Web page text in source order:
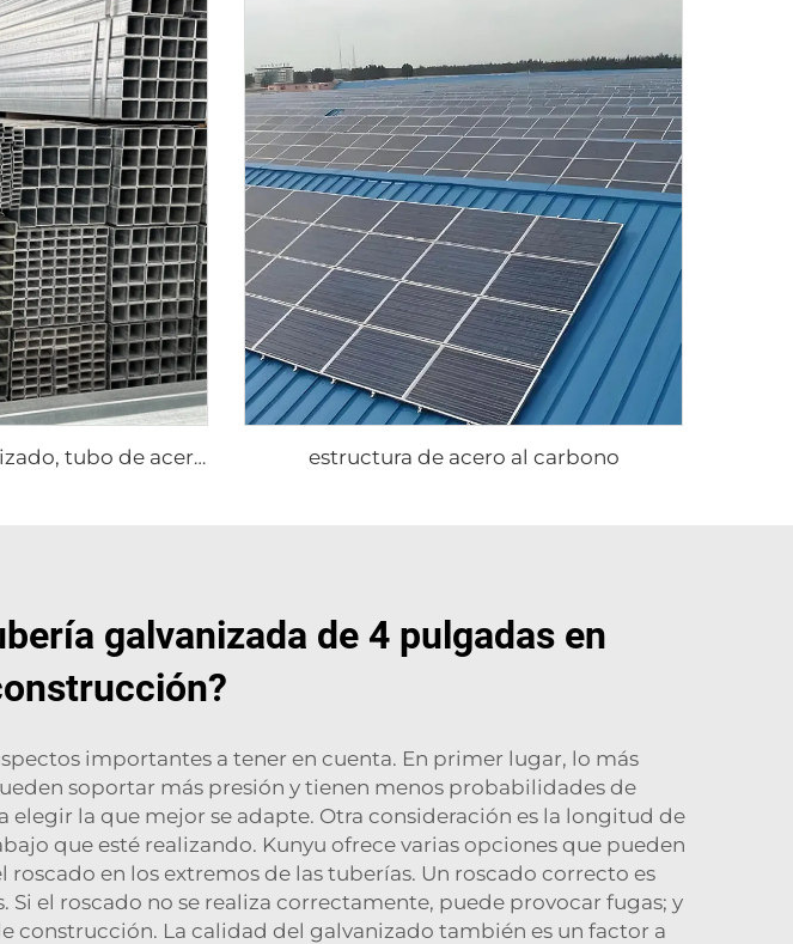
Tubo cuadrado galvanizado, tubo de acero soldado estructura de acero al carbono
galvanizada de 4 pulgadas en
importantes a tener en cuenta. En primer lugar, lo más
soportar más presión y tienen menos probabilidades de
la que mejor se adapte. Otra consideración es la longitud de
que esté realizando. Kunyu ofrece varias opciones que pueden
en los extremos de las tuberías. Un roscado correcto es
el roscado no se realiza correctamente, puede provocar fugas; y
construcción. La calidad del galvanizado también es un factor a